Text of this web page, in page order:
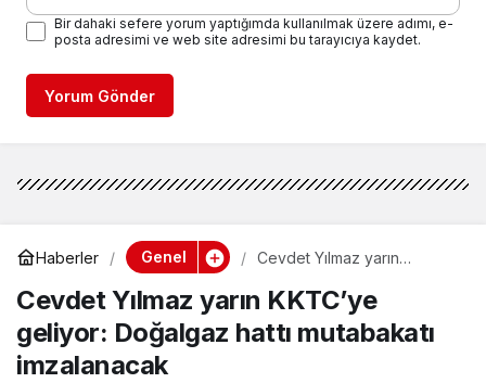
Bir dahaki sefere yorum yaptığımda kullanılmak üzere adımı, e-
posta adresimi ve web site adresimi bu tarayıcıya kaydet.
Yorum Gönder
Haberler Genel
Cevdet Yılmaz yarın
hattı mutabakatı
imzalanacak
Cevdet Yılmaz yarın KKTC’ye
geliyor: Doğalgaz hattı mutabakatı
imzalanacak